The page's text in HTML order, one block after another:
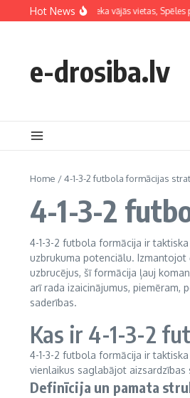
Skip to content
Hot News
analīze: Pretinieka vājās vietas, Spēles
e-drosiba.lv
Home /4-1-3-2 futbola formācijas
4-1-3-2
4-1-3-2 futbola formācija ir
uzbrukuma potenciālu.
uzbrucējus, šī formācija ļauj
arī rada izaicinājumus, piemēram,
saderības.
Kas ir 4-1-3-2
4-1-3-2 futbola formācija ir
vienlaikus saglabājot
Definīcija un pamata